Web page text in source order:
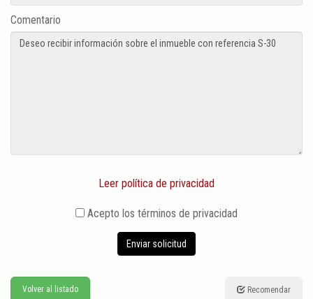
Comentario
Leer política de privacidad
Acepto los términos de privacidad
Enviar solicitud
Volver al listado Recomendar